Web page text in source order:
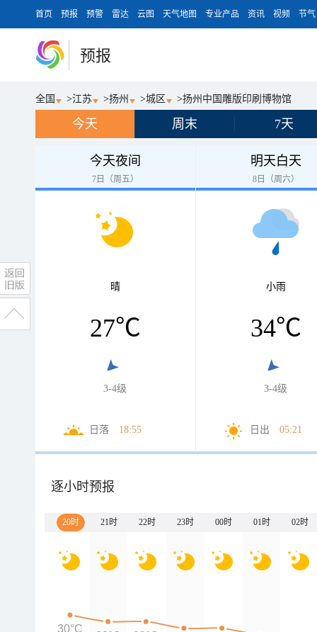
首页 预报 预警 雷达 云图 天气地图 专业产品 资讯 视频 节气
预报
全国 >江苏 >扬州 >城区 >扬州中国雕版印刷博物馆
今天 周末 7天
今天夜间
7日（周五）
晴
27℃
3-4级
日落 18:55
明天白天
8日（周六）
小雨
34℃
3-4级
日出 05:21
逐小时预报
20时 21时 22时 23时 00时 01时 02时
30°C